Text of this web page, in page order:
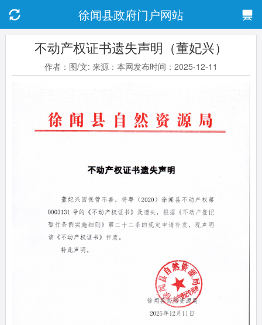
徐闻县政府门户网站
不动产权证书遗失声明（董妃兴）
作者：图/文: 来源：本网发布时间：2025-12-11